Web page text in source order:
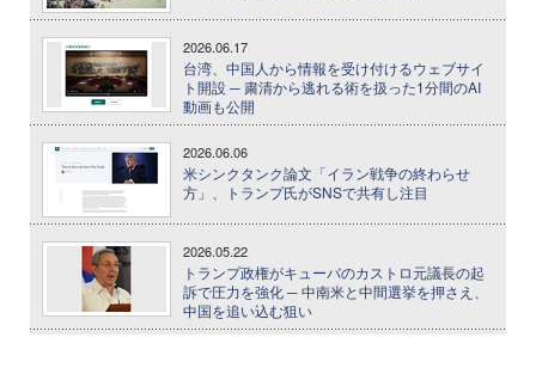
2026.06.17
台湾、中国人から情報を受け付けるウェブサイ
ト開設 ─ 粛清から逃れる術を扱った1分間のAI
動画も公開
2026.06.06
米シンクタンク論文「イラン戦争の終わらせ
方」、トランプ氏がSNSで共有し注目
2026.05.22
トランプ政権がキューバのカストロ元議長の起
訴で圧力を強化 ─ 中南米と中間選挙を押さえ、
中国を追い込む狙い